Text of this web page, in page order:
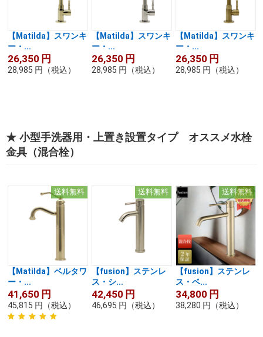
【Matilda】スワンキ
ー・...
26,350 円
28,985 円 （税込）
【Matilda】スワンキ
ー・...
26,350 円
28,985 円 （税込）
【Matilda】スワンキ
ー・...
26,350 円
28,985 円 （税込）
★ 小型手洗器用・上置き設置タイプ オススメ水栓
金具（混合栓）
送料無料
【Matilda】ベルタワ
ー・...
41,650 円
45,815 円 （税込）
送料無料
【fusion】ステンレ
ス・シ...
42,450 円
46,695 円 （税込）
送料無料
【fusion】ステンレ
ス・ベ...
34,800 円
38,280 円 （税込）